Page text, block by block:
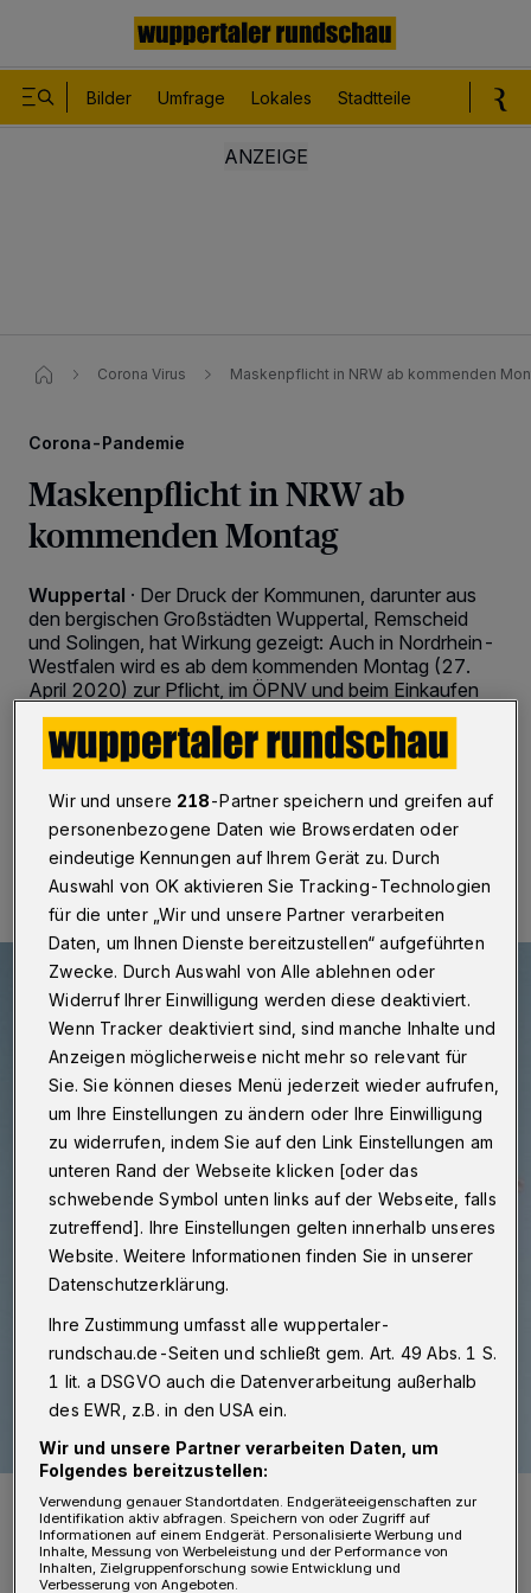
Bilder Umfrage Lokales Stadtteile
Corona Virus Maskenpflicht in NRW ab kommenden
Corona-Pandemie
Maskenpflicht in NRW ab
kommenden Montag
Wuppertal · Der Druck der Kommunen, darunter aus
den bergischen Großstädten Wuppertal, Remscheid
und Solingen, hat Wirkung gezeigt: Auch in Nordrhein-
Westfalen wird es ab dem kommenden Montag (27.
April 2020) zur Pflicht, im ÖPNV und beim Einkaufen
eine Mund-Nasen-Bedeckung bzw. eine so genannte
Alltagsmaske zu tragen.
22.04.2020 , 13:59 Uhr 2 Minuten Lesezeit
Masken, die „Fahnen Herold“ in Wuppertal produziert.
Foto: Fahnen Herold
Wir und unsere 218-Partner speichern und greifen auf
personenbezogene Daten wie Browserdaten oder
eindeutige Kennungen auf Ihrem Gerät zu. Durch
Auswahl von OK aktivieren Sie Tracking-Technologien
für die unter „Wir und unsere Partner verarbeiten
Daten, um Ihnen Dienste bereitzustellen“ aufgeführten
Zwecke. Durch Auswahl von Alle ablehnen oder
Widerruf Ihrer Einwilligung werden diese deaktiviert.
Wenn Tracker deaktiviert sind, sind manche Inhalte und
Anzeigen möglicherweise nicht mehr so relevant für
Sie. Sie können dieses Menü jederzeit wieder aufrufen,
um Ihre Einstellungen zu ändern oder Ihre Einwilligung
zu widerrufen, indem Sie auf den Link Einstellungen am
unteren Rand der Webseite klicken [oder das
schwebende Symbol unten links auf der Webseite, falls
zutreffend]. Ihre Einstellungen gelten innerhalb unseres
Website. Weitere Informationen finden Sie in unserer
Datenschutzerklärung.
Ihre Zustimmung umfasst alle wuppertaler-
rundschau.de-Seiten und schließt gem. Art. 49 Abs. 1 S.
1 lit. a DSGVO auch die Datenverarbeitung außerhalb
des EWR, z.B. in den USA ein.
Wir und unsere Partner verarbeiten Daten, um
Folgendes bereitzustellen:
Verwendung genauer Standortdaten. Endgeräteeigenschaften zur
Identifikation aktiv abfragen. Speichern von oder Zugriff auf
Informationen auf einem Endgerät. Personalisierte Werbung und
Inhalte, Messung von Werbeleistung und der Performance von
Inhalten, Zielgruppenforschung sowie Entwicklung und
Verbesserung von Angeboten.